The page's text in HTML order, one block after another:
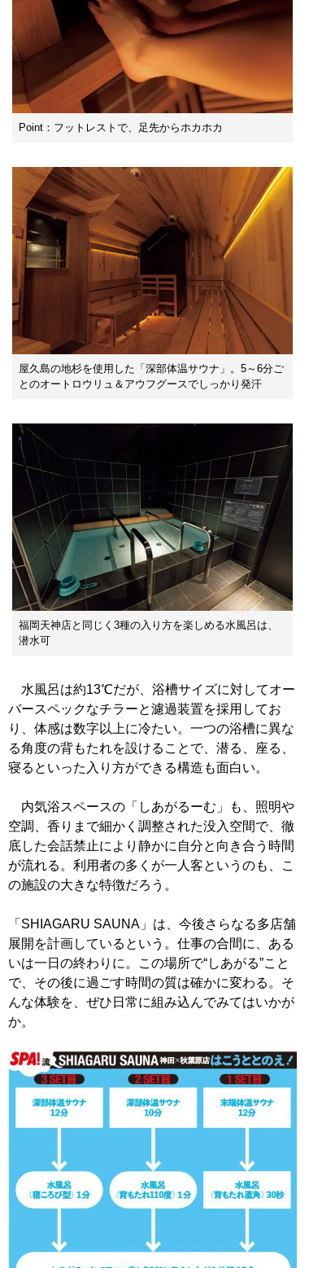
Point：フットレストで、足先からホカホカ
屋久島の地杉を使用した「深部体温サウナ」。5～6分ご
とのオートロウリュ＆アウフグースでしっかり発汗
福岡天神店と同じく3種の入り方を楽しめる水風呂は、
潜水可
水風呂は約13℃だが、浴槽サイズに対してオー
バースペックなチラーと濾過装置を採用してお
り、体感は数字以上に冷たい。一つの浴槽に異な
る角度の背もたれを設けることで、潜る、座る、
寝るといった入り方ができる構造も面白い。
内気浴スペースの「しあがるーむ」も、照明や
空調、香りまで細かく調整された没入空間で、徹
底した会話禁止により静かに自分と向き合う時間
が流れる。利用者の多くが一人客というのも、こ
の施設の大きな特徴だろう。
「SHIAGARU SAUNA」は、今後さらなる多店舗
展開を計画しているという。仕事の合間に、ある
いは一日の終わりに。この場所で“しあがる”こと
で、その後に過ごす時間の質は確かに変わる。そ
んな体験を、ぜひ日常に組み込んでみてはいかが
か。